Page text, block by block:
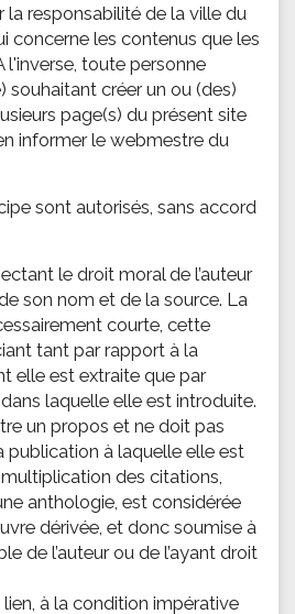
la responsabilité de la ville du
concerne les contenus que les
l'inverse, toute personne
souhaitant créer un ou (des)
page(s) du présent site
informer le webmestre du
sont autorisés, sans accord
le droit moral de l’auteur
son nom et de la source. La
courte, cette
tant par rapport à la
elle est extraite que par
laquelle elle est introduite.
un propos et ne doit pas
publication à laquelle elle est
des citations,
anthologie, est considérée
dérivée, et donc soumise à
de l’auteur ou de l’ayant droit
lien, à la condition impérative